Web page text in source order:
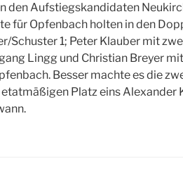
den Aufstiegskandidaten
für Opfenbach holten in den
Schuster 1; Peter Klauber mit
Lingg und Christian Breyer
Besser machte es die
Platz eins Alexander